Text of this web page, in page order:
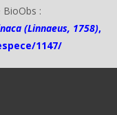
:
(Linnaeus, 1758),
1147/